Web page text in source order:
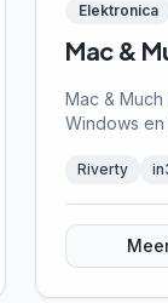
Elektronica
Mac &
Mac &
Windows
Riverty